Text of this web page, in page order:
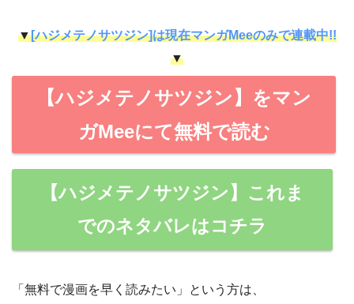
▼[ハジメテノサツジン]は現在マンガMeeのみで連載中!!
▼
【ハジメテノサツジン】をマン
ガMeeにて無料で読む
【ハジメテノサツジン】これま
でのネタバレはコチラ
「無料で漫画を早く読みたい」という方は、